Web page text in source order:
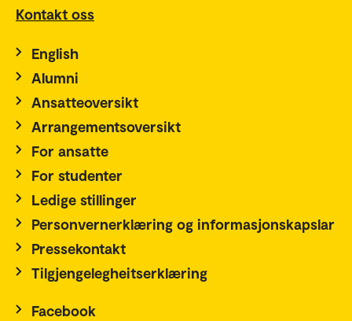
Kontakt oss
English
Alumni
Ansatteoversikt
Arrangementsoversikt
For ansatte
For studenter
Ledige stillinger
Personvernerklæring og informasjonskapslar
Pressekontakt
Tilgjengelegheitserklæring
Facebook